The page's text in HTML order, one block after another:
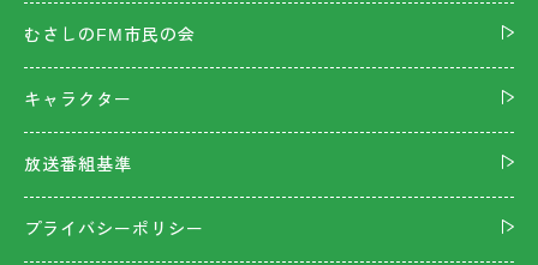
むさしのFM市民の会
キャラクター
放送番組基準
プライバシーポリシー